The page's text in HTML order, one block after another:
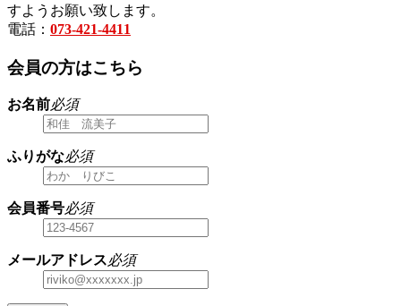
すようお願い致します。
電話： 073-421-4411
会員の方はこちら
お名前必須
ふりがな必須
会員番号必須
メールアドレス必須